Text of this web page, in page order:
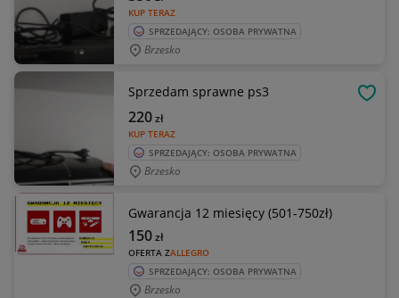
KUP TERAZ
SPRZEDAJĄCY: OSOBA PRYWATNA
Brzesko
Sprzedam sprawne ps3
KUP TERAZ
220zł
SPRZEDAJĄCY: OSOBA PRYWATNA
Brzesko
Gwarancja 12 miesięcy (501-750zł)
OFERTA ZALLEGRO
150zł
SPRZEDAJĄCY: OSOBA PRYWATNA
Brzesko